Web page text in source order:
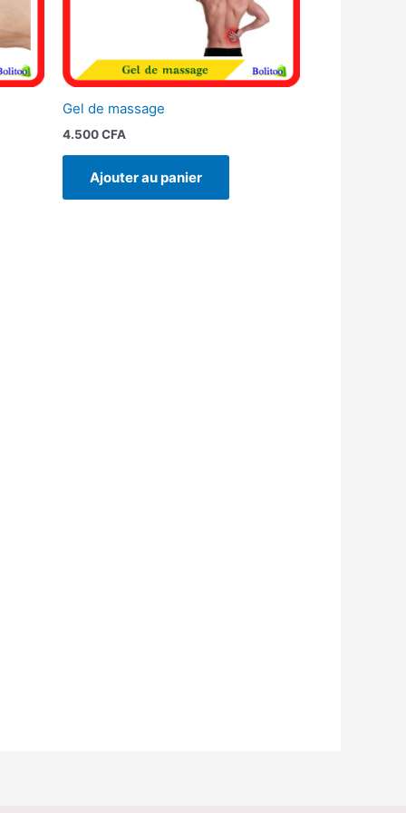
Gel de massage
4.500CFA
Ajouter au panier